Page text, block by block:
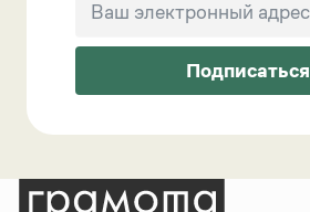
Подписаться